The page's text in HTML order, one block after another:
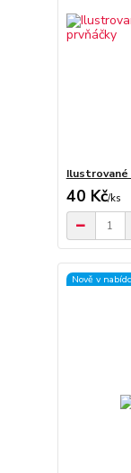
Ilustrované
40 Kč/ks
Nově v